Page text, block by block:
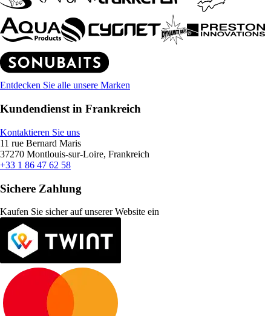
Entdecken Sie alle unsere Marken
Kundendienst in Frankreich
Kontaktieren Sie uns
11 rue Bernard Maris
37270 Montlouis-sur-Loire, Frankreich
+33 1 86 47 62 58
Sichere Zahlung
Kaufen Sie sicher auf unserer Website ein